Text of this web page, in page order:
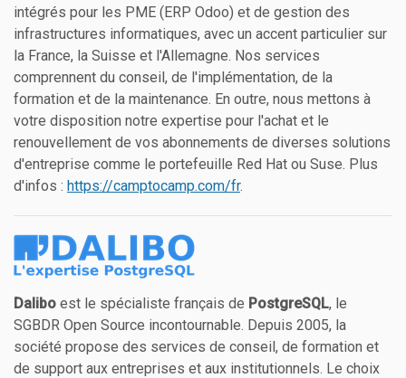
intégrés pour les PME (ERP Odoo) et de gestion des
infrastructures informatiques, avec un accent particulier sur
la France, la Suisse et l'Allemagne. Nos services
comprennent du conseil, de l'implémentation, de la
formation et de la maintenance. En outre, nous mettons à
votre disposition notre expertise pour l'achat et le
renouvellement de vos abonnements de diverses solutions
d'entreprise comme le portefeuille Red Hat ou Suse. Plus
d'infos : https://camptocamp.com/fr.
Dalibo est le spécialiste français de PostgreSQL, le
SGBDR Open Source incontournable. Depuis 2005, la
société propose des services de conseil, de formation et
de support aux entreprises et aux institutionnels. Le choix